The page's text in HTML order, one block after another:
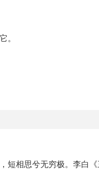
。
短相思兮无穷极。李白《